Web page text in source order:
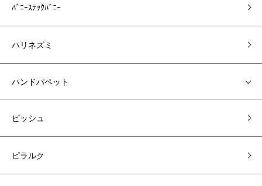
ﾊﾞﾆｰｽﾃｯｸﾊﾞﾆｰ
ハリネズミ
ハンドパペット
ピッシュ
ピラルク